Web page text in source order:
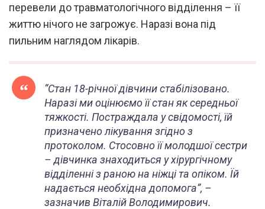
перевели до травматологічного відділення – її
життю нічого не загрожує. Наразі вона під
пильним наглядом лікарів.
“Стан 18-річної дівчини стабілізовано.
Наразі ми оцінюємо її стан як середньої
тяжкості. Постраждала у свідомості, їй
призначено лікування згідно з
протоколом. Стосовно її молодшої сестри
– дівчинка знаходиться у хірургічному
відділенні з раною на ніжці та опіком. Їй
надається необхідна допомога”, –
зазначив Віталій Володимирович.